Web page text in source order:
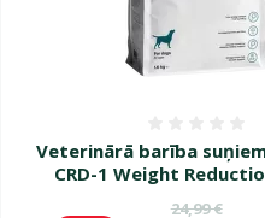
Veterinārā barība
CRD-1 Weight
Oriģinālā
24,99 €